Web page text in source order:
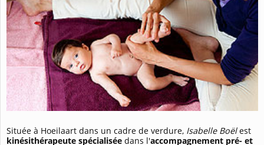
Située à Hoeilaart dans un cadre de verdure, Isabelle Boëlest
kinésithérapeute spécialisée dans l'accompagnement pré- et